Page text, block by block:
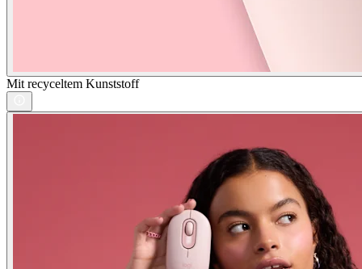
Mit recyceltem Kunststoff